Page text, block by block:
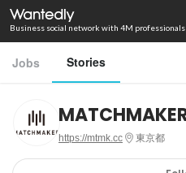
Business social network with 4M professionals
Jobs Stories
https://mtmk.cc 東京都